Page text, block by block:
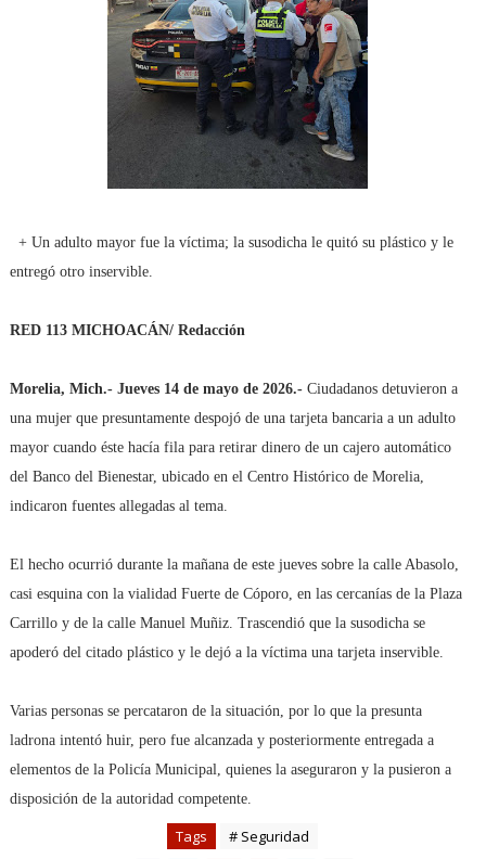
+ Un adulto mayor fue la víctima; la susodicha le quitó su plástico y le
entregó otro inservible.
RED 113 MICHOACÁN/ Redacción
Morelia, Mich.- Jueves 14 de mayo de 2026.-Ciudadanos detuvieron a
una mujer que presuntamente despojó de una tarjeta bancaria a un adulto
mayor cuando éste hacía fila para retirar dinero de un cajero automático
del Banco del Bienestar, ubicado en el Centro Histórico de Morelia,
indicaron fuentes allegadas al tema.
El hecho ocurrió durante la mañana de este jueves sobre la calle Abasolo,
casi esquina con la vialidad Fuerte de Cóporo, en las cercanías de la Plaza
Carrillo y de la calle Manuel Muñiz. Trascendió que la susodicha se
apoderó del citado plástico y le dejó a la víctima una tarjeta inservible.
Varias personas se percataron de la situación, por lo que la presunta
ladrona intentó huir, pero fue alcanzada y posteriormente entregada a
elementos de la Policía Municipal, quienes la aseguraron y la pusieron a
disposición de la autoridad competente.
Tags # Seguridad